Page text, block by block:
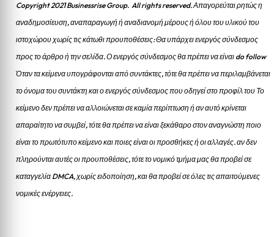
Copyright 2021 Businessrise Group. All rights reserved. Απαγορεύται ρητώς η
αναδημοσίευση, αναπαραγωγή ή αναδιανομή μέρους ή όλου του υλικού του
ιστοχώρου χωρίς τις κάτωθι προυποθέσεις: Θα υπάρχει ενεργός σύνδεσμος
προς το άρθρο ή την σελίδα.Ο ενεργός σύνδεσμος θα πρέπει να είναι do follow
Όταν τα κείμενα υπογράφονται από συντάκτες, τότε θα πρέπει να περιλαμβάνεται
το όνομα του συντάκτη και ο ενεργός σύνδεσμος που οδηγεί στο προφίλ του Το
κείμενο δεν πρέπει να αλλοιώνεται σε καμία περίπτωση ή αν αυτό κρίνεται
απαραίτητο να συμβεί, τότε θα πρέπει να είναι ξεκάθαρο στον αναγνώστη ποιο
είναι το πρωτότυπο κείμενο και ποιες είναι οι προσθήκες ή οι αλλαγές. αν δεν
πληρούνται αυτές οι προυποθέσεις, τότε το νομικό τμήμα μας θα προβεί σε
καταγγελία DMCA, χωρίς ειδοποίηση, και θα προβεί σε όλες τις απαιτούμενες
νομικές ενέργειες.